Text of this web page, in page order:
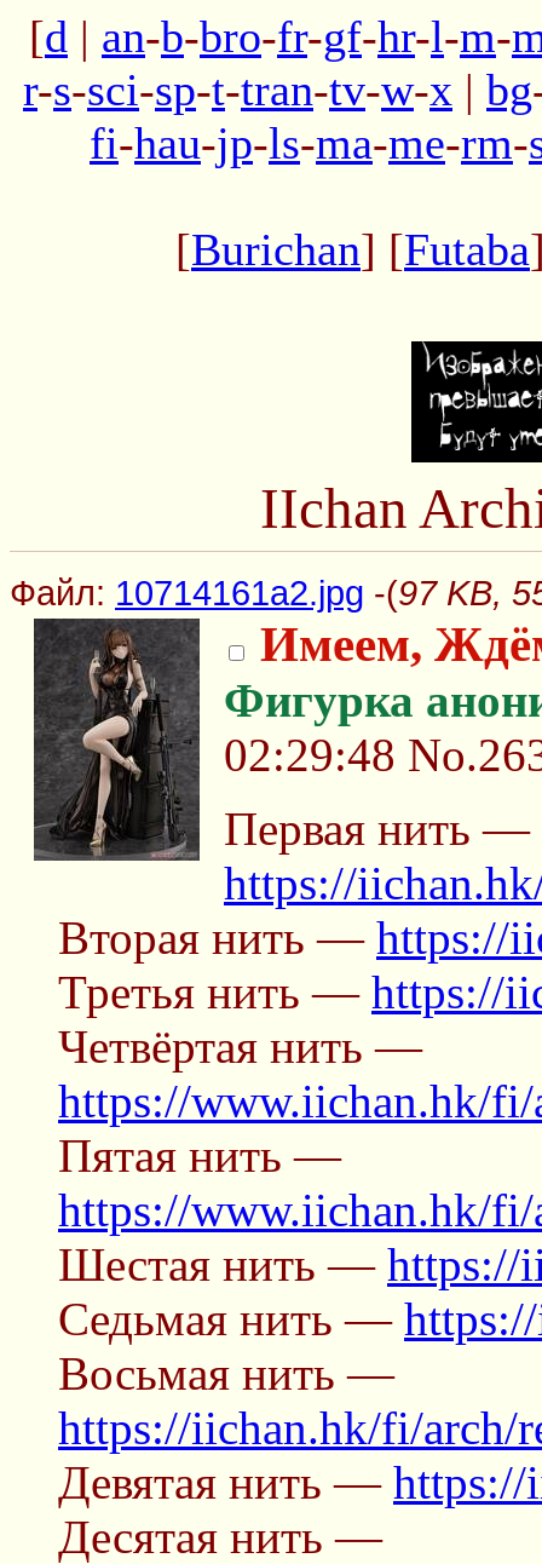
[d | an-b-bro-fr-gf-hr-l-m-
r-s-sci-sp-t-tran-tv-w-x | bg
fi-hau-jp-ls-ma-me-rm-
[Burichan] [Futaba
IIchan
Файл: 10714161a2.jpg -(97 KB,
Имеем,
Фигурка
02:29:48
Первая нить —
https://
Вторая нить — https://
Третья нить — https://
Четвёртая нить —
https://www.iichan.hk/fi/
Пятая нить —
https://www.iichan.hk/fi/
Шестая нить — https://
Седьмая нить —
Восьмая нить —
https://iichan.hk/fi/arch/
Девятая нить — https://
Десятая нить —